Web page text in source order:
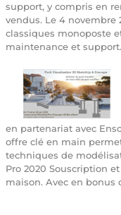
support, y compris en
vendus. Le 4 novembre
classiques monoposte
maintenance et
en partenariat avec
offre clé en main
techniques de
Pro 2020 Souscription
maison. Avec en bonus